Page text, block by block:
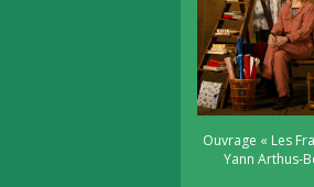
Ouvrage « Les
Yann Arthus-